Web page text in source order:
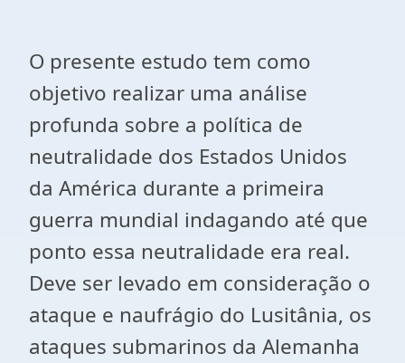
O presente estudo tem como
objetivo realizar uma análise
profunda sobre a política de
neutralidade dos Estados Unidos
da América durante a primeira
guerra mundial indagando até que
ponto essa neutralidade era real.
Deve ser levado em consideração o
ataque e naufrágio do Lusitânia, os
ataques submarinos da Alemanha